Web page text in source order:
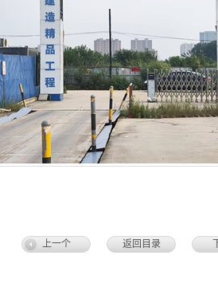
上一个 返回目录